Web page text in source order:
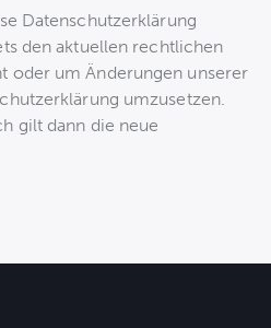
Datenschutzerklärung
den aktuellen rechtlichen
oder um Änderungen unserer
umzusetzen.
gilt dann die neue